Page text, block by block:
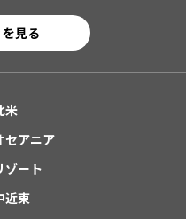
見る
米
セアニア
ゾート
近東